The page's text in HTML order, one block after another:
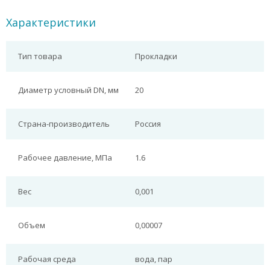
Характеристики
Тип товара Прокладки
Диаметр условный DN, мм 20
Страна-производитель Россия
Рабочее давление, МПа 1.6
Вес 0,001
Объем 0,00007
Рабочая среда вода, пар